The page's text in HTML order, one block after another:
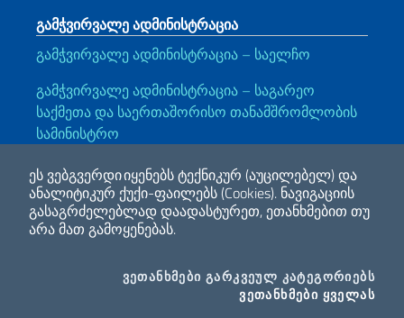
ეს ვებგვერდი იყენებს ტექნიკურ (აუცილებელ) და
ანალიტიკურ ქუქი-ფაილებს (Cookies). ნავიგაციის
გასაგრძელებლად დაადასტურეთ, ეთანხმებით თუ
არა მათ გამოყენებას.
ᲕᲔᲗᲐᲜᲮᲛᲔᲑᲘ ᲒᲐᲠᲙᲕᲔᲣᲚ ᲙᲐᲢᲔᲒᲝᲠᲘᲔᲑᲡ
ᲕᲔᲗᲐᲜᲮᲛᲔᲑᲘ ᲧᲕᲔᲚᲐᲡI
გამჭვირვალე ადმინისტრაცია
გამჭვირვალე ადმინისტრაცია – საელჩო
გამჭვირვალე ადმინისტრაცია – საგარეო
საქმეთა და საერთაშორისო თანამშრომლობის
სამინისტრო
Გამოსადეგი ბმულები
Note legaliPrivacy e cookie policyDichiarazione di accessibilità
2026 საავტორო უფლება საგარეო საქმეთა და საერთაშორისო